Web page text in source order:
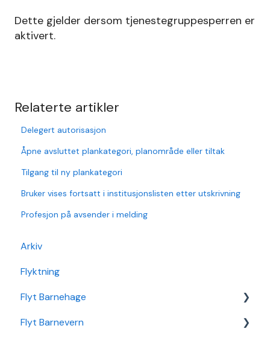
Dette gjelder dersom tjenestegruppesperren er
aktivert.
Relaterte artikler
Delegert autorisasjon
Åpne avsluttet plankategori, planområde eller tiltak
Tilgang til ny plankategori
Bruker vises fortsatt i institusjonslisten etter utskrivning
Profesjon på avsender i melding
Arkiv
Flyktning
Flyt Barnehage
Flyt Barnehage Hjelpeside
Flyt Barnevern